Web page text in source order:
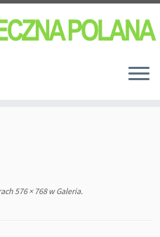
576 × 768wGaleria.